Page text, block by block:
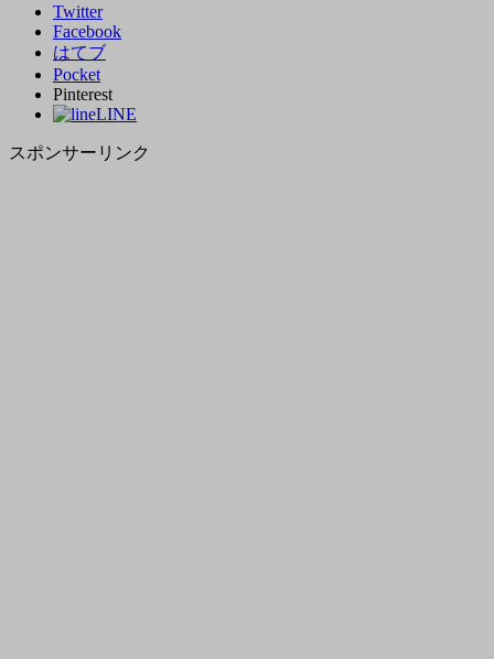
Twitter
Facebook
はてブ
Pocket
Pinterest
LINE
スポンサーリンク